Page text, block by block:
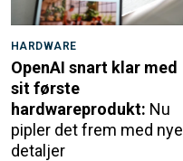
HARDWARE
OpenAI snart klar med
sit første
hardwareprodukt: Nu
pipler det frem med nye
detaljer